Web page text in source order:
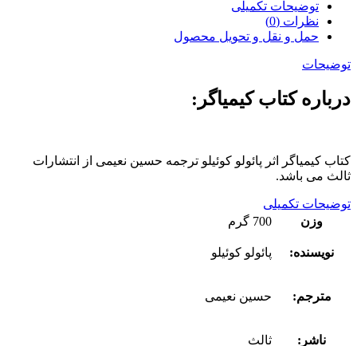
توضیحات تکمیلی
نظرات (0)
حمل و نقل و تحویل محصول
توضیحات
درباره کتاب کیمیاگر:
کتاب کیمیاگر اثر پائولو کوئیلو ترجمه حسین نعیمی از انتشارات
ثالث می باشد.
توضیحات تکمیلی
وزن
700 گرم
نویسنده: پائولو کوئیلو
مترجم: حسین نعیمی
ناشر: ثالث